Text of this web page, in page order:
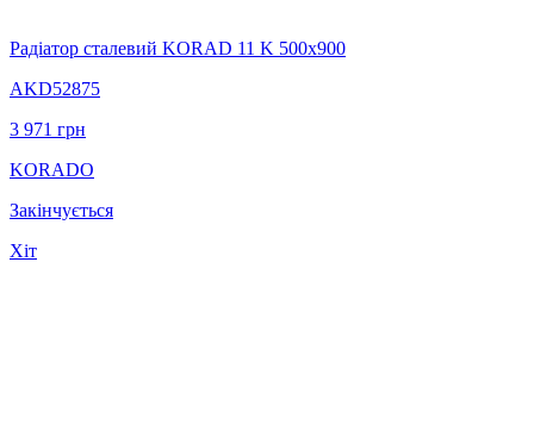
Радіатор сталевий KORAD 11 K 500х900
AKD52875
3 971 грн
KORADO
Закінчується
Хіт